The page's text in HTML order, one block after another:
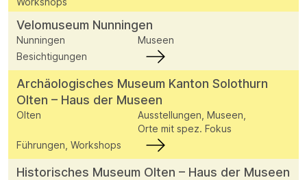
Velomuseum Nunningen
Nunningen
Museen
Besichtigungen
Archäologisches Museum Kanton Solothurn
Olten – Haus der Museen
Olten
Ausstellungen, Museen,
Orte mit spez. Fokus
Führungen, Workshops
Historisches Museum Olten – Haus der Museen